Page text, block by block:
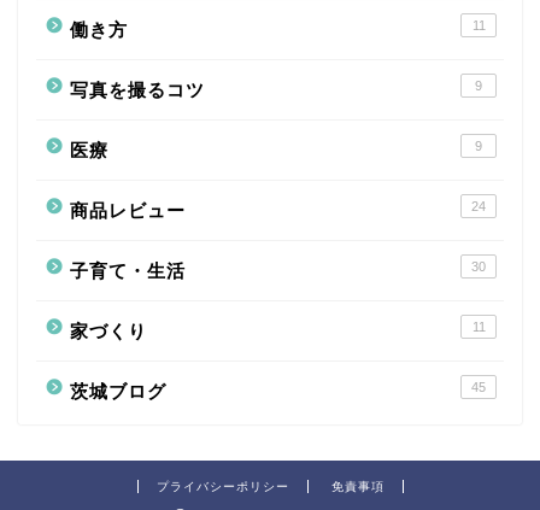
働き方 11
写真を撮るコツ 9
医療 9
商品レビュー 24
子育て・生活 30
家づくり 11
茨城ブログ 45
プライバシーポリシー 免責事項